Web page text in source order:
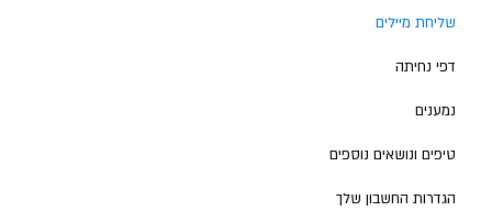
שליחת מיילים
דפי נחיתה
נמענים
טיפים ונושאים נוספים
הגדרות החשבון שלך